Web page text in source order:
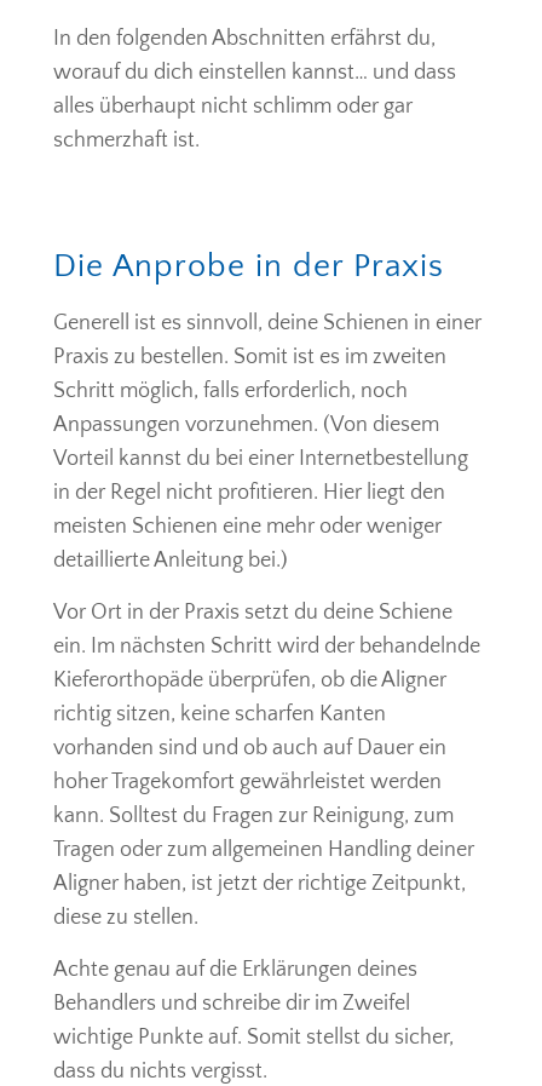
In den folgenden Abschnitten erfährst du,
worauf du dich einstellen kannst… und dass
alles überhaupt nicht schlimm oder gar
schmerzhaft ist.
Die Anprobe in der Praxis
Generell ist es sinnvoll, deine Schienen in einer
Praxis zu bestellen. Somit ist es im zweiten
Schritt möglich, falls erforderlich, noch
Anpassungen vorzunehmen. (Von diesem
Vorteil kannst du bei einer Internetbestellung
in der Regel nicht profitieren. Hier liegt den
meisten Schienen eine mehr oder weniger
detaillierte Anleitung bei.)
Vor Ort in der Praxis setzt du deine Schiene
ein. Im nächsten Schritt wird der behandelnde
Kieferorthopäde überprüfen, ob die Aligner
richtig sitzen, keine scharfen Kanten
vorhanden sind und ob auch auf Dauer ein
hoher Tragekomfort gewährleistet werden
kann. Solltest du Fragen zur Reinigung, zum
Tragen oder zum allgemeinen Handling deiner
Aligner haben, ist jetzt der richtige Zeitpunkt,
diese zu stellen.
Achte genau auf die Erklärungen deines
Behandlers und schreibe dir im Zweifel
wichtige Punkte auf. Somit stellst du sicher,
dass du nichts vergisst.